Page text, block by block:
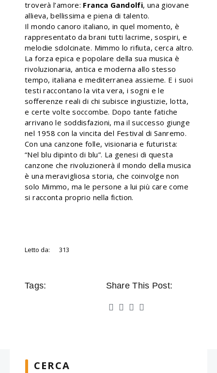
troverà l’amore: Franca Gandolfi, una giovane
allieva, bellissima e piena di talento.
Il mondo canoro italiano, in quel momento, è
rappresentato da brani tutti lacrime, sospiri, e
melodie sdolcinate. Mimmo lo rifiuta, cerca altro.
La forza epica e popolare della sua musica è
rivoluzionaria, antica e moderna allo stesso
tempo, italiana e mediterranea assieme. E i suoi
testi raccontano la vita vera, i sogni e le
sofferenze reali di chi subisce ingiustizie, lotta,
e certe volte soccombe. Dopo tante fatiche
arrivano le soddisfazioni, ma il successo giunge
nel 1958 con la vincita del Festival di Sanremo.
Con una canzone folle, visionaria e futurista:
“Nel blu dipinto di blu”. La genesi di questa
canzone che rivoluzionerà il mondo della musica
è una meravigliosa storia, che coinvolge non
solo Mimmo, ma le persone a lui più care come
si racconta proprio nella fiction.
Letto da: 313
Tags: Share This Post:
CERCA